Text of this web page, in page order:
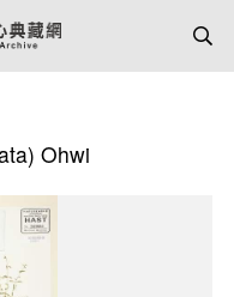
Ohwi